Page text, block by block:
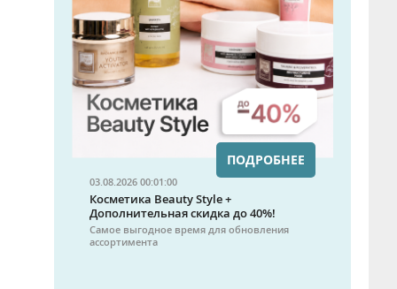
03.08.2026 00:01:00
Косметика Beauty Style +
Дополнительная скидка до 40%!
Самое выгодное время для обновления
ассортимента
ПОДРОБНЕЕ